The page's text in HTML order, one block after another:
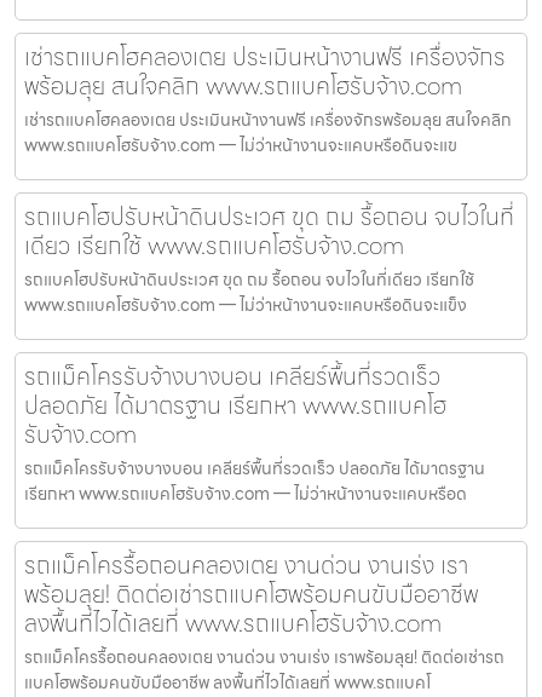
เช่ารถแบคโฮคลองเตย ประเมินหน้างานฟรี เครื่องจักร
พร้อมลุย สนใจคลิก www.รถแบคโฮรับจ้าง.com
เช่ารถแบคโฮคลองเตย ประเมินหน้างานฟรี เครื่องจักรพร้อมลุย สนใจคลิก
www.รถแบคโฮรับจ้าง.com — ไม่ว่าหน้างานจะแคบหรือดินจะแข
รถแบคโฮปรับหน้าดินประเวศ ขุด ถม รื้อถอน จบไวในที่
เดียว เรียกใช้ www.รถแบคโฮรับจ้าง.com
รถแบคโฮปรับหน้าดินประเวศ ขุด ถม รื้อถอน จบไวในที่เดียว เรียกใช้
www.รถแบคโฮรับจ้าง.com — ไม่ว่าหน้างานจะแคบหรือดินจะแข็ง
รถแม็คโครรับจ้างบางบอน เคลียร์พื้นที่รวดเร็ว
ปลอดภัย ได้มาตรฐาน เรียกหา www.รถแบคโฮ
รับจ้าง.com
รถแม็คโครรับจ้างบางบอน เคลียร์พื้นที่รวดเร็ว ปลอดภัย ได้มาตรฐาน
เรียกหา www.รถแบคโฮรับจ้าง.com — ไม่ว่าหน้างานจะแคบหรือด
รถแม็คโครรื้อถอนคลองเตย งานด่วน งานเร่ง เรา
พร้อมลุย! ติดต่อเช่ารถแบคโฮพร้อมคนขับมืออาชีพ
ลงพื้นที่ไวได้เลยที่ www.รถแบคโฮรับจ้าง.com
รถแม็คโครรื้อถอนคลองเตย งานด่วน งานเร่ง เราพร้อมลุย! ติดต่อเช่ารถ
แบคโฮพร้อมคนขับมืออาชีพ ลงพื้นที่ไวได้เลยที่ www.รถแบคโ